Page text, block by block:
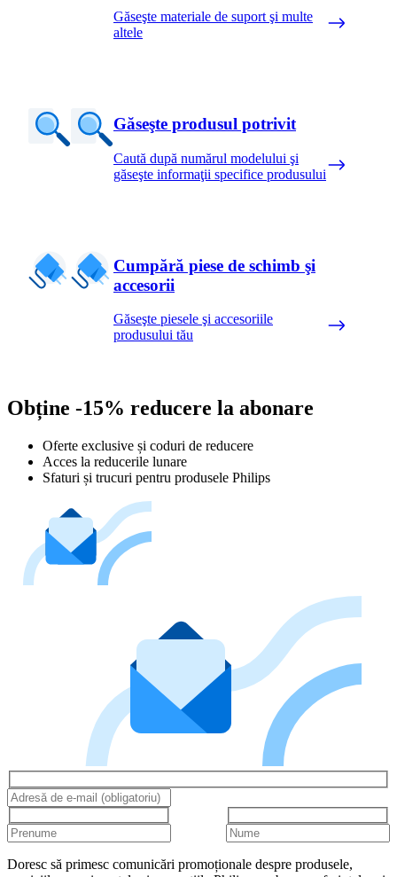
Găseşte materiale de suport şi multe
altele
Găseşte produsul potrivit
Caută după numărul modelului şi
găseşte informaţii specifice produsului
Cumpără piese de schimb şi
accesorii
Găseşte piesele şi accesoriile
produsului tău
Obține -15% reducere la abonare
Oferte exclusive și coduri de reducere
Acces la reducerile lunare
Sfaturi și trucuri pentru produsele Philips
Doresc să primesc comunicări promoționale despre produsele,